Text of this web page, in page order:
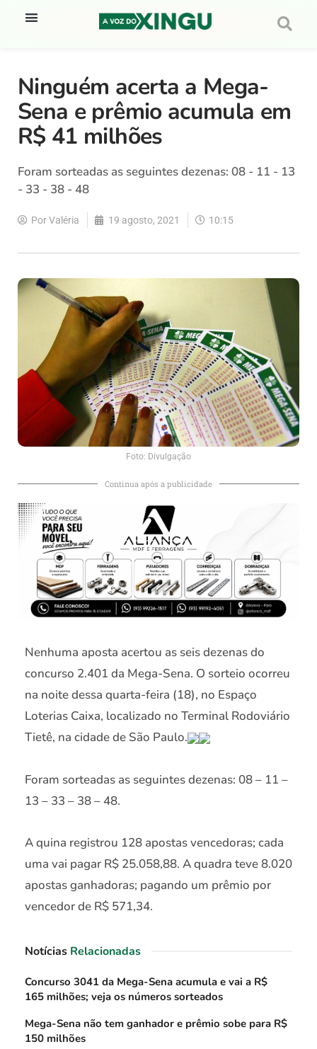
Ninguém acerta a Mega-
Sena e prêmio acumula em
R$ 41 milhões
Foram sorteadas as seguintes dezenas: 08 - 11 - 13
- 33 - 38 - 48
PorValéria 19 agosto, 2021 10:15
Foto: Divulgação
Continua após a publicidade
Nenhuma aposta acertou as seis dezenas do
concurso 2.401 da Mega-Sena. O sorteio ocorreu
na noite dessa quarta-feira (18), no Espaço
Loterias Caixa, localizado no Terminal Rodoviário
Tietê, na cidade de São Paulo.
Foram sorteadas as seguintes dezenas: 08 – 11 –
13 – 33 – 38 – 48.
A quina registrou 128 apostas vencedoras; cada
uma vai pagar R$ 25.058,88. A quadra teve 8.020
apostas ganhadoras; pagando um prêmio por
vencedor de R$ 571,34.
Notícias Relacionadas
Concurso 3041 da Mega-Sena acumula e vai a R$
165 milhões; veja os números sorteados
Mega-Sena não tem ganhador e prêmio sobe para R$
150 milhões